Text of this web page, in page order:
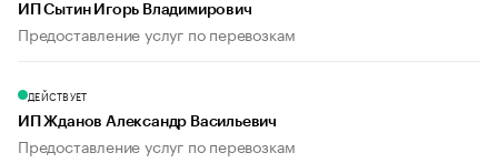
ИП Сытин Игорь Владимирович
Предоставление услуг по перевозкам
ДЕЙСТВУЕТ
ИП Жданов Александр Васильевич
Предоставление услуг по перевозкам